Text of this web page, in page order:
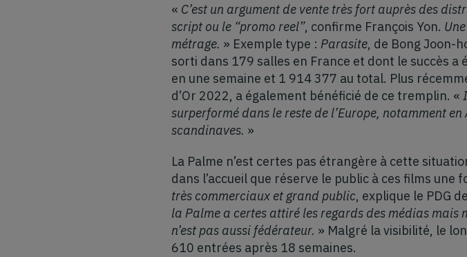
« C’est un argument de vente très fort auprès des
script ou le “promo reel”, confirme François Yon.
métrage. » Exemple type : Parasite, de Bong Joon-
sorti dans 179 salles en France et dont le succès
en une semaine et 1 914 377 au total. Plus
d’Or 2022, a également bénéficié de ce tremplin. «
surperformé dans le reste de l’Europe, notamment
scandinaves. »
La Palme n’est certes pas étrangère à cette
dans l’accueil que réserve le public à ces films une
très commerciaux et grand public, explique le PDG
la Palme a certes attiré les regards des médias mais
n’est pas aussi fédérateur. » Malgré la visibilité, le
610 entrées après 18 semaines.